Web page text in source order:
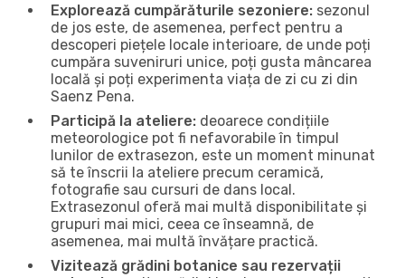
Explorează cumpărăturile sezoniere: sezonul
de jos este, de asemenea, perfect pentru a
descoperi piețele locale interioare, de unde poți
cumpăra suveniruri unice, poți gusta mâncarea
locală și poți experimenta viața de zi cu zi din
Saenz Pena.
Participă la ateliere: deoarece condițiile
meteorologice pot fi nefavorabile în timpul
lunilor de extrasezon, este un moment minunat
să te înscrii la ateliere precum ceramică,
fotografie sau cursuri de dans local.
Extrasezonul oferă mai multă disponibilitate și
grupuri mai mici, ceea ce înseamnă, de
asemenea, mai multă învățare practică.
Vizitează grădini botanice sau rezervații